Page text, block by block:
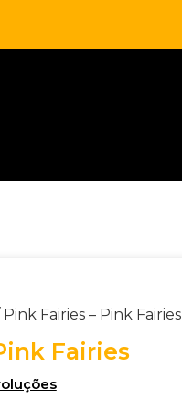
Fairies – Pink Fairies
Fairies